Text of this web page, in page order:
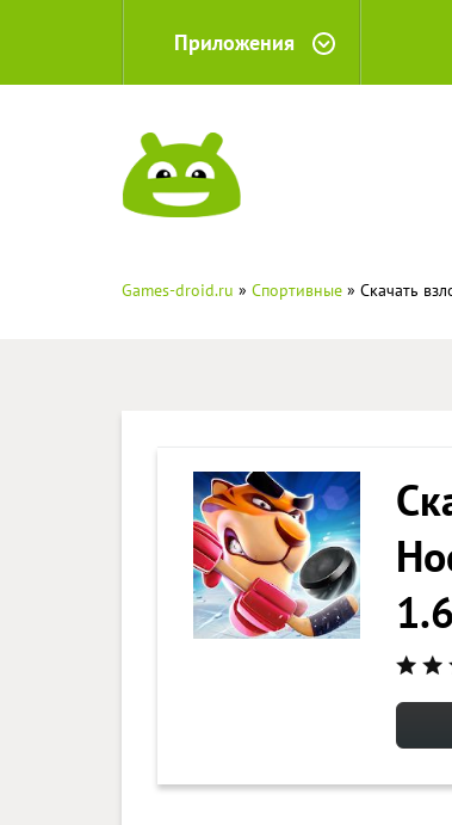
Приложения
Games-droid.ru » Спортивные » Скачать